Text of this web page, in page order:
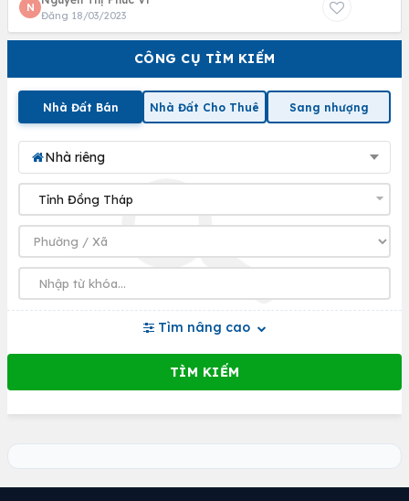
CÔNG CỤ TÌM KIẾM
Nhà Đất Bán Nhà Đất Cho Thuê Sang nhượng
Nhà riêng
Tìm nâng cao
N
Đăng 18/03/2023